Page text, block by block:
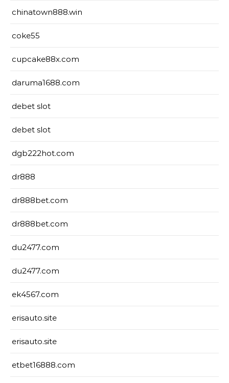
chinatown888.win
coke55
cupcake88x.com
daruma1688.com
debet slot
debet slot
dgb222hot.com
dr888
dr888bet.com
dr888bet.com
du2477.com
du2477.com
ek4567.com
erisauto.site
erisauto.site
etbet16888.com